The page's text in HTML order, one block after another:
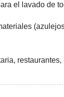
el lavado de
restaurantes,